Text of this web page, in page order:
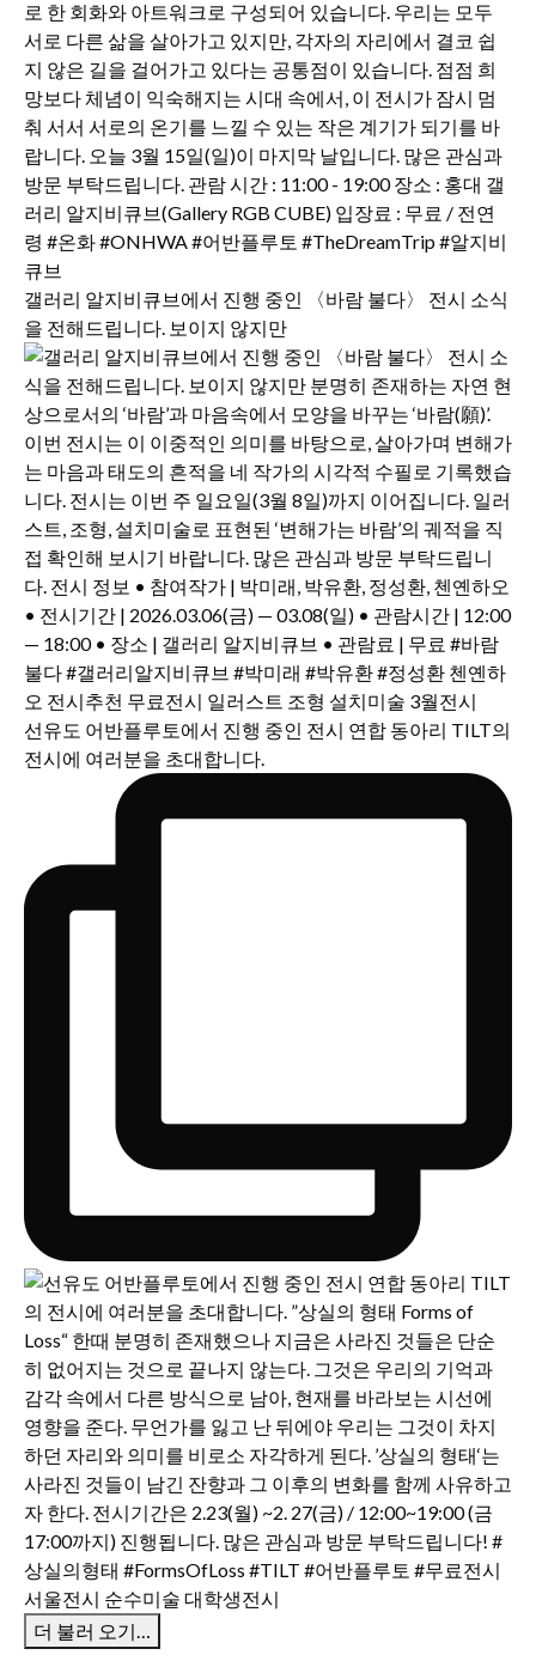
갤러리 알지비큐브에서 진행 중인 〈바람 불다〉 전시 소식
을 전해드립니다. 보이지 않지만
선유도 어반플루토에서 진행 중인 전시 연합 동아리 TILT의
전시에 여러분을 초대합니다.
더 불러 오기…